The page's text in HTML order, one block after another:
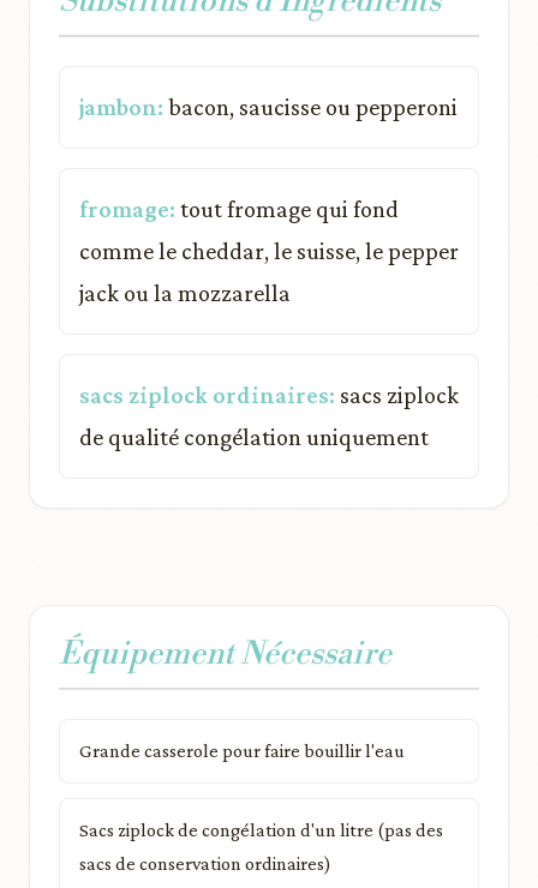
jambon: bacon, saucisse ou pepperoni
fromage: tout fromage qui fond
comme le cheddar, le suisse, le pepper
jack ou la mozzarella
sacs ziplock ordinaires: sacs ziplock
de qualité congélation uniquement
Équipement Nécessaire
Grande casserole pour faire bouillir l'eau
Sacs ziplock de congélation d'un litre (pas des
sacs de conservation ordinaires)